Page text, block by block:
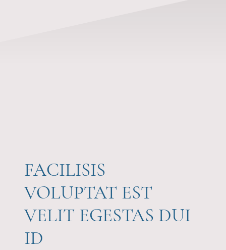
FACILISIS
VOLUPTAT EST
VELIT EGESTAS DUI
ID